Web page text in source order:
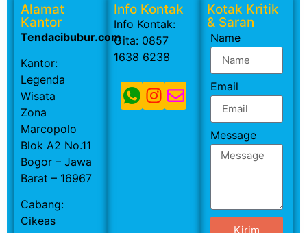
Alamat
Kantor
Tendacibubur.com
Kantor:
Legenda
Wisata
Zona
Marcopolo
Blok A2 No.11
Bogor – Jawa
Barat – 16967
Cabang:
Cikeas
Info Kontak
Info Kontak:
Gita: 0857
1638 6238
Kotak Kritik
& Saran
Name
Email
Message
Kirim